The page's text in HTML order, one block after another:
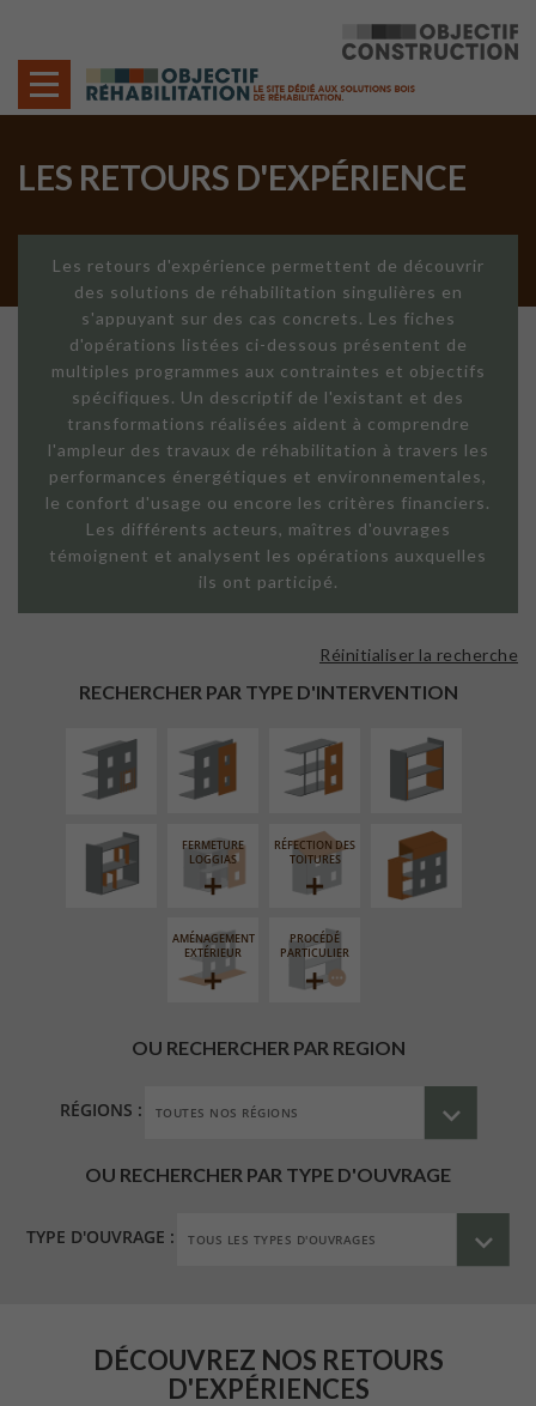
LES RETOURS D'EXPÉRIENCE
Les retours d'expérience permettent de découvrir
des solutions de réhabilitation singulières en
s'appuyant sur des cas concrets. Les fiches
d'opérations listées ci-dessous présentent de
multiples programmes aux contraintes et objectifs
spécifiques. Un descriptif de l'existant et des
transformations réalisées aident à comprendre
l'ampleur des travaux de réhabilitation à travers les
performances énergétiques et environnementales,
le confort d'usage ou encore les critères financiers.
Les différents acteurs, maîtres d'ouvrages
témoignent et analysent les opérations auxquelles
ils ont participé.
RECHERCHER PAR TYPE D'INTERVENTION
Réinitialiser la recherche
EXTÉRIEURE
FAÇADE SUR
LINÉAIRE
ISOLATION
INTÉRIEURE
RÉAMÉNAGEMENT
INTÉRIEUR
FERMETURE
LOGGIAS
RÉFECTION DES
TOITURES
SURÉLÉVATION
EXTENSION
AMÉNAGEMENT
EXTÉRIEUR
PROCÉDÉ
PARTICULIER
OU RECHERCHER PAR REGION
RÉGIONS :
OU RECHERCHER PAR TYPE D'OUVRAGE
TYPE D'OUVRAGE :
DÉCOUVREZ NOS RETOURS
D'EXPÉRIENCES